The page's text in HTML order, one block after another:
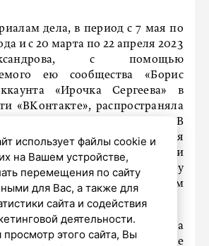
дела, в период с 7 мая по
и с 20 марта по 22 апреля 2023
с помощью
ею сообщества «Борис
«Ирочка Сергеева» в
«ВКонтакте», распространяла
сведения о российской армии. В
установлено, что эти сведения
политической и
неприязнью к президенту
а также к другим
Федерации.
Александрова не признала
что свидетель дал ложные
использует файлы cookie и
на Вашем устройстве,
перемещения по сайту
для Вас, а также для
сайта и содействия
деятельности.
этого сайта, Вы